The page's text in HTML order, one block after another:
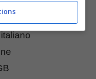
Touch